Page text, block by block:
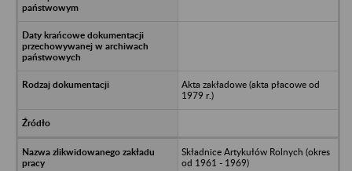
Akta zakładowe (akta płacowe od
1979 r.)
Składnice Artykułów Rolnych (okres
od 1961 - 1969)